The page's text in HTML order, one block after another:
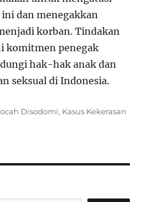
dan menegakkan
korban. Tindakan
komitmen penegak
hak-hak anak dan
seksual di Indonesia.
Disodomi, Kasus Kekerasan